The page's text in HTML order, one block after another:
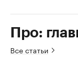
Про:
Все статьи